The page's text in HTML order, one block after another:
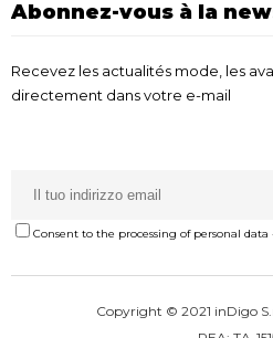
Abonnez-vous à la
Recevez les actualités mode, les
directement dans votre e-mail
Consent to the processing of personal data
Copyright © 2021 inDigo